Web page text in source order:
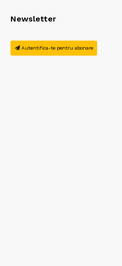
Newsletter
Autentifica-te pentru abonare